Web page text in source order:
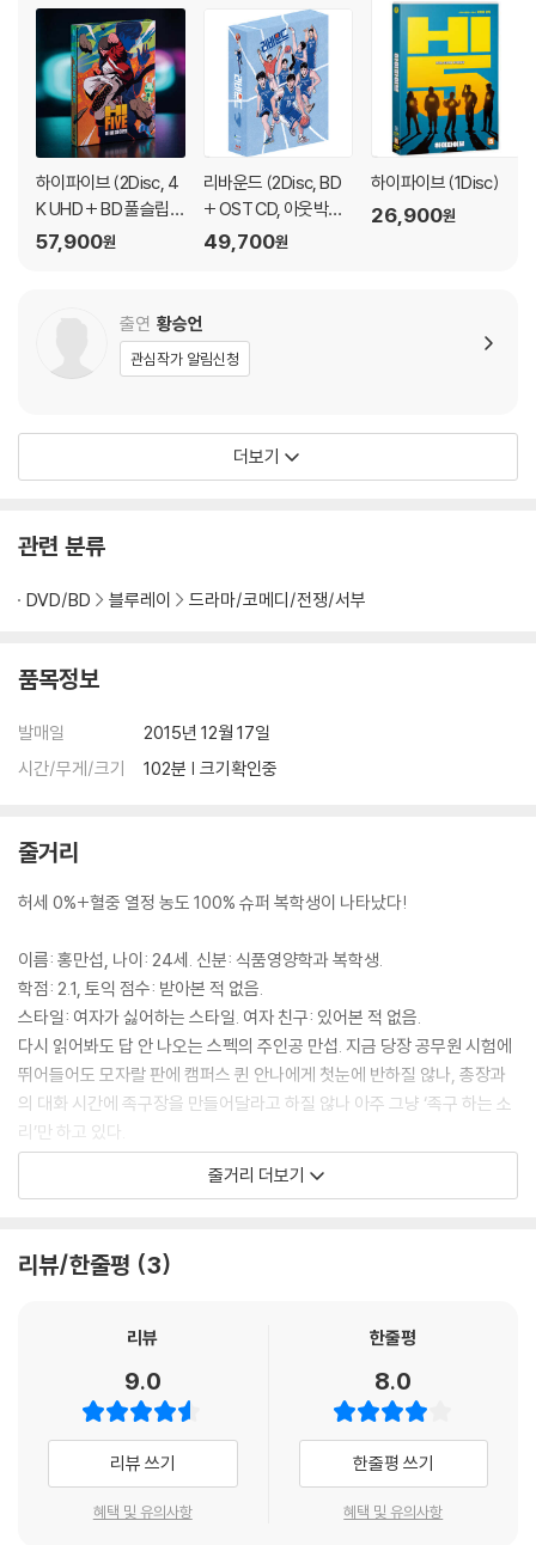
3) 스틸북 한정판, 초회 한정판의 경우 제작 수량이 한정되어 있고, 택배
이동 과정에서의 손상이 발생하면, 재 판매가 어려우므로 신중한 구매 선
택을 부탁드립니다.
4) 한정판 상품의 변심, 오구매로 인한 반품은 회송된 상품의 상태 확인 후
진행이 가능합니다. 택배 이동 중 파손이 발생하지 않도록 완충 포장을 부
탁드립니다.
하이파이브 (2Disc, 4
K UHD + BD 풀슬립
한정판) : 블루레이
57,900원
리바운드 (2Disc, BD
+ OST CD, 아웃박스
디지팩 800장 한정판)
49,700원
하이파이브 (1Disc)
26,900원
출연 황승언
관심작가 알림신청
더보기
관련 분류
DVD/BD 블루레이 드라마/코메디/전쟁/서부
품목정보
발매일
2015년 12월 17일
시간/무게/크기
102분 | 크기확인중
줄거리
허세 0%+혈중 열정 농도 100% 슈퍼 복학생이 나타났다!
이름: 홍만섭, 나이: 24세. 신분: 식품영양학과 복학생.
학점: 2.1, 토익 점수: 받아본 적 없음.
스타일: 여자가 싫어하는 스타일. 여자 친구: 있어본 적 없음.
다시 읽어봐도 답 안 나오는 스펙의 주인공 만섭. 지금 당장 공무원 시험에
뛰어들어도 모자랄 판에 캠퍼스 퀸 안나에게 첫눈에 반하질 않나, 총장과
의 대화 시간에 족구장을 만들어달라고 하질 않나 아주 그냥 ‘족구 하는 소
리’만 하고 있다.
그런데 의외로 만섭과 함께 영어 수업을 듣는 캠퍼스 퀸 안나가 요즘 남자
리기에 이른다.
이 역사적 족구 경기를 촬영한 동영상이 교내로 퍼져 만섭은 ‘그저 그런 복
이 지루하던 캠퍼스는 족구 열풍에 휩싸인다. 학생들의 열화와 같은 관심
속에서 드디어 시작된 캠퍼스 족구대회!
누가 봐도 허술해 보이는 외인구단 만섭 팀은 복수심에 불타는 강민이 속
한 최강 해병대 팀을 이기고 사랑과 족구 모두를 쟁취할 수 있을까?
줄거리 더보기
리뷰/한줄평 3
리뷰
9.0
리뷰 쓰기
혜택 및 유의사항
한줄평
8.0
한줄평 쓰기
혜택 및 유의사항